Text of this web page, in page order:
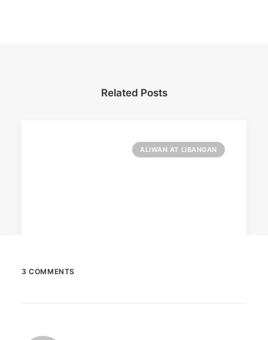
Related Posts
ALIWAN AT LIBANGAN
3 COMMENTS